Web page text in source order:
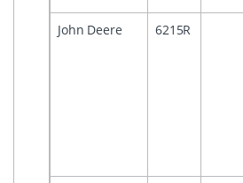
John Deere
6215R